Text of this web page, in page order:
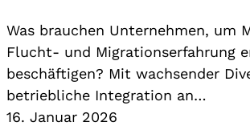
Was brauchen Unternehmen, um
Flucht- und Migrationserfahrung
beschäftigen? Mit wachsender
betriebliche Integration an…
16. Januar 2026